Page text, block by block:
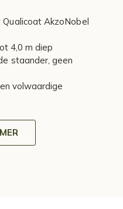
AkzoNobel
4,0 m diep
staander, geen
volwaardige